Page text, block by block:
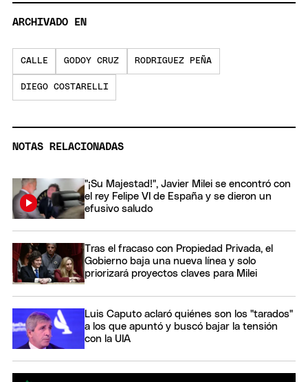
ARCHIVADO EN
CALLE GODOY CRUZ RODRIGUEZ PEÑA
DIEGO COSTARELLI
NOTAS RELACIONADAS
"¡Su Majestad!", Javier Milei se encontró con
el rey Felipe VI de España y se dieron un
efusivo saludo
Tras el fracaso con Propiedad Privada, el
Gobierno baja una nueva línea y solo
priorizará proyectos claves para Milei
Luis Caputo aclaró quiénes son los "tarados"
a los que apuntó y buscó bajar la tensión
con la UIA